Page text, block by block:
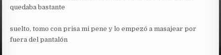
quedaba bastante
suelto, tomo con prisa mi pene y lo empezó a masajear por
fuera del pantalón